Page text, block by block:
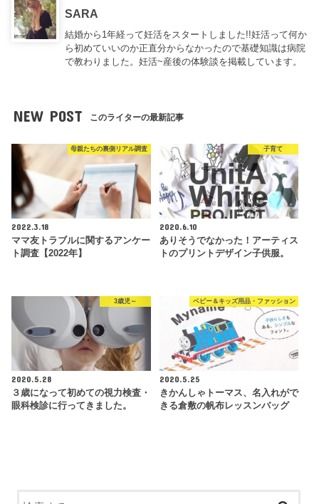
SARA
結婚から1年経って妊活をスタートしました!!妊活って何か
ら初めていいのか正直分からなかったので基礎知識は病院
で教わりました。妊活~産後の体験談を掲載しています。
NEW POST このライターの最新記事
母親たちの裏側リアル調査
2022.3.18
ママ友トラブルに関するアンケー
ト調査【2022年】
子育て
2020.6.10
ありそうでなかった！アーティス
トのプリントデザイン子供服。
3歳児～
2020.5.28
３歳になって初めての視力検査・
眼科検診に行ってきました。
ベビー＆キッズ用品・ファッション
2020.5.25
きかんしゃトーマス、名入れがで
きる倉敷の帆布レッスンバッグ